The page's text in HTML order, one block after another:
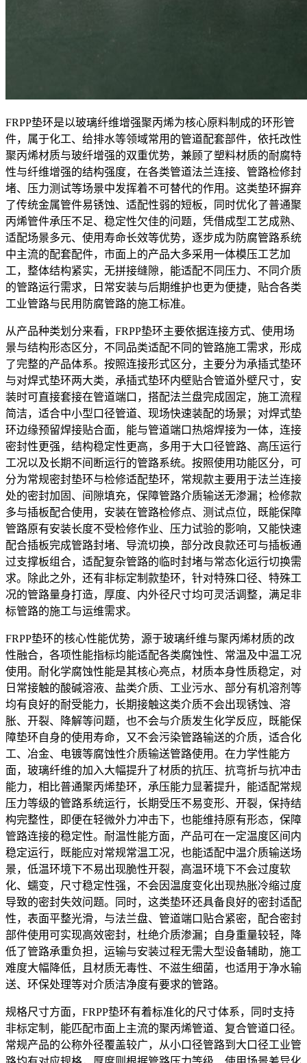
FRPP垫环是以玻璃纤维增强聚丙烯为核心原料制成的环形管
件，属于化工、给排水等领域常用的管道配套部件，依托改性
聚丙烯材质与玻纤增强的双重优势，兼顾了塑料材质的耐腐特
性与纤维增强的结构强度，在各类管道法兰连接、管路检修封
堵、压力测试等场景中发挥着不可替代的作用。这类垫环摒弃
了传统金属管件易锈蚀、适配性弱的短板，同时优化了普通聚
丙烯管件承压不足、稳定性欠佳的问题，凭借成型工艺成熟、
适配场景多元、使用寿命长效等优势，逐步成为防腐管路系统
中主流的配套配件，市面上的产品大多采用一体模压工艺加
工，整体结构紧实，无拼接缝隙，能适配不同压力、不同介质
的管路运行需求，日常安装与后期维护也更为便捷，贴合各类
工业管路与民用防腐管路的施工标准。
从产品种类划分来看，FRPP垫环主要依据连接方式、使用场
景与结构形态区分，不同品类适配不同的管路施工需求，形成
了完整的产品体系。按照连接形式区分，主要分为承插式垫环
与对焊式垫环两大类，承插式垫环内壁贴合管道外壁尺寸，安
装时可直接套接在管道端口，搭配法兰盘完成固定，施工流程
简洁，适合中小型口径管道、现场快速装配的场景；对焊式垫
环边缘预留焊接贴合面，能与管道端口热熔焊接为一体，连接
密封性更强，结构稳定性更高，多用于大口径管路、高压运行
工况以及长期不间断运行的管路系统。按照使用功能区分，可
分为常规密封垫环与检修适配垫环，常规款主要用于法兰连接
处的密封加固、间隙填充，保障管路介质输送无渗漏；检修款
多与插板配合使用，安装在管路检修点、测试点位，既能保障
管路原有安装长度不受检修作业、压力试验的影响，又能快速
配合插板完成管路封堵、导流切换，部分改良款还可与插板通
过支撑板组合，适配复杂管路的临时封堵与常态化运行切换需
求。除此之外，还有非标定制款垫环，针对特殊口径、特殊工
况的管路量身打造，厚度、内外径尺寸均可灵活调整，满足非
标管路的施工与运维需求。
FRPP垫环的核心性能优势，源于玻璃纤维与聚丙烯材质的改
性融合，各项性能指标均能适配各类腐蚀性、常温及中温工况
使用。耐化学腐蚀性能是其核心亮点，材质本身性质稳定，对
日常接触的酸碱溶液、盐类介质、工业污水、部分有机溶剂等
均有良好的耐受能力，长期接触这类介质不会出现锈蚀、溶
胀、开裂、降解等问题，也不会与介质发生化学反应，既能保
障垫环自身的使用寿命，又不会污染管路输送的介质，适合化
工、冶金、电镀等腐蚀性介质输送管路使用。在力学性能方
面，玻璃纤维的加入大幅提升了材质的抗压、抗弯折与抗冲击
能力，相比普通聚丙烯垫环，承压能力显著提升，能适配常规
压力等级的管路系统运行，长期受压不易变形、开裂，保持结
构完整性，即便在轻微外力冲击下，也能维持原有形态，保障
管路连接的稳定性。耐温性能方面，产品可在一定温度区间内
稳定运行，既能应对常规常温工况，也能适配中温介质输送场
景，低温环境下不易出现脆性开裂，高温环境下不会过度软
化、蠕变，尺寸稳定性强，不会因温度变化出现热胀冷缩过度
导致的密封失效问题。同时，这类垫环还具备良好的密封适配
性，表面平整光滑，与法兰盘、管道端口贴合紧密，配合密封
部件使用可实现高效密封，杜绝介质渗漏；自身重量较轻，降
低了管路承重负担，运输与安装过程无需大型设备辅助，施工
难度大幅降低，且材质无毒性、不滋生细菌，也适用于净水输
送、环保处理等对介质洁净度有要求的管路。
规格尺寸方面，FRPP垫环有着标准化的尺寸体系，同时支持
非标定制，能匹配市面上主流的聚丙烯管道、复合管道口径。
常规产品的公称外径覆盖较广，从小口径管路到大口径工业管